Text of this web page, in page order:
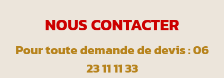
NOUS CONTACTER
Pour toute demande de devis : 06
23 11 11 33